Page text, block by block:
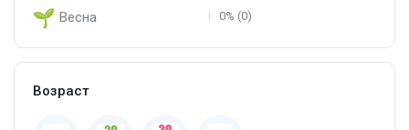
Весна 0% (0)
Возраст